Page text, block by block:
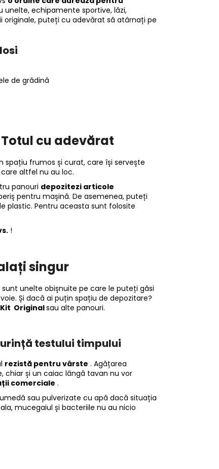
unelte, echipamente sportive, lăzi,
originale, puteți cu adevărat să atârnați pe
de grădină
cu adevărat
spațiu frumos și curat, care își servește
altfel nu au loc.
panouri depozitezi articole
pentru mașină. De asemenea, puteți
plastic. Pentru aceasta sunt folosite
!
singur
unelte obișnuite pe care le puteți găsi
Și dacă ai puțin spațiu de depozitare?
Originalsau alte panouri.
testului timpului
rezistă pentru vârste . Agățarea
și un caiac lângă tavan nu vor
comerciale .
sau pulverizate cu apă dacă situația
mucegaiul și bacteriile nu au nicio